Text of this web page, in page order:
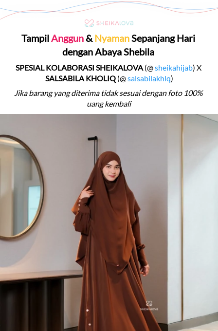
Tampil Anggun & Nyaman Sepanjang Hari
dengan Abaya Shebila
SPESIAL KOLABORASI SHEIKALOVA (@sheikahijab)
SALSABILA KHOLIQ (@salsabilakhlq)
Jika barang yang diterima tidak sesuai dengan foto 100%
uang kembali